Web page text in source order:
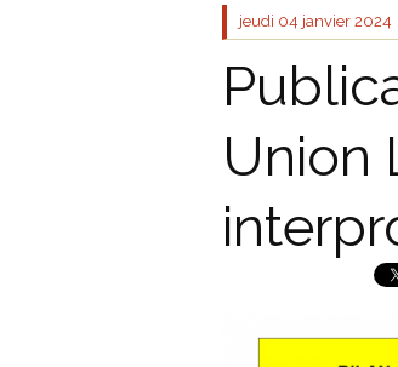
jeudi 04 janvier 2024
Union